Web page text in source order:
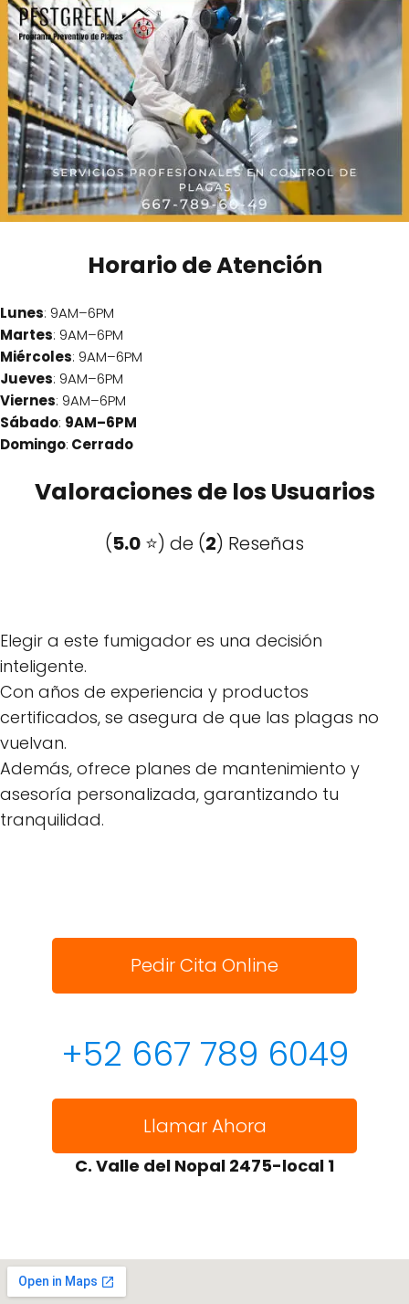
Horario de Atención
Lunes: 9AM–6PM
Martes: 9AM–6PM
Miércoles: 9AM–6PM
Jueves: 9AM–6PM
Viernes: 9AM–6PM
Sábado: 9AM–6PM
Domingo: Cerrado
Valoraciones de los Usuarios
(5.0 ⭐️) de (2) Reseñas
Elegir a este fumigador es una decisión
inteligente.
Con años de experiencia y productos
certificados, se asegura de que las plagas no
vuelvan.
Además, ofrece planes de mantenimiento y
asesoría personalizada, garantizando tu
tranquilidad.
Pedir Cita Online
+52 667 789 6049
Llamar Ahora
C. Valle del Nopal 2475-local 1